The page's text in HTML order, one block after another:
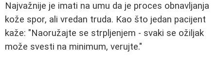
Najvažnije je imati na umu da je proces obnavljanja
kože spor, ali vredan truda. Kao što jedan pacijent
kaže: "Naoružajte se strpljenjem - svaki se ožiljak
može svesti na minimum, verujte."